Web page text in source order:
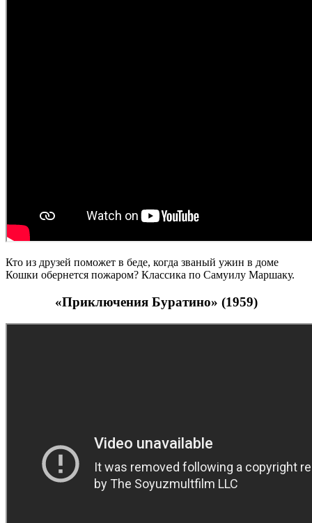
Кто из друзей поможет в беде, когда званый ужин в доме
Кошки обернется пожаром? Классика по Самуилу Маршаку.
«Приключения Буратино» (1959)